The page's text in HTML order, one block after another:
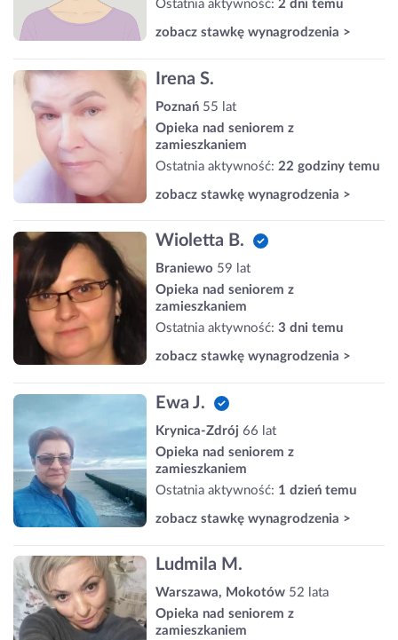
Ostatnia aktywność: 2 dni temu
zobacz stawkę wynagrodzenia >
Irena S.
Poznań 55 lat
Opieka nad seniorem z
zamieszkaniem
Ostatnia aktywność: 22 godziny temu
zobacz stawkę wynagrodzenia >
Wioletta B.
Braniewo 59 lat
Opieka nad seniorem z
zamieszkaniem
Ostatnia aktywność: 3 dni temu
zobacz stawkę wynagrodzenia >
Ewa J.
Krynica-Zdrój 66 lat
Opieka nad seniorem z
zamieszkaniem
Ostatnia aktywność: 1 dzień temu
zobacz stawkę wynagrodzenia >
Ludmila M.
Warszawa, Mokotów 52 lata
Opieka nad seniorem z
zamieszkaniem